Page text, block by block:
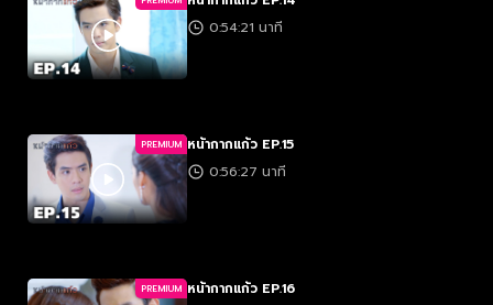
0:54:21 นาที
PREMIUM หน้ากากแก้ว EP.15
0:56:27 นาที
PREMIUM หน้ากากแก้ว EP.16